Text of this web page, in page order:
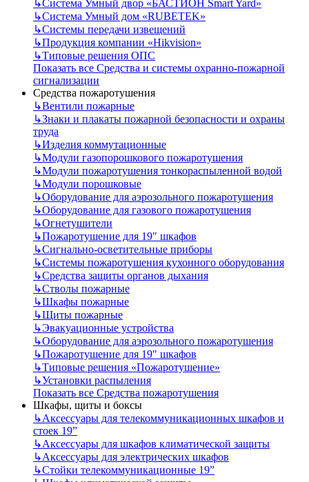
↳Система Умный двор «БАСТИОН Smart Yard»
↳Система Умный дом «RUBETEK»
↳Системы передачи извещений
↳Продукция компании «Hikvision»
↳Типовые решения ОПС
Показать все Средства и системы охранно-пожарной
сигнализации
Средства пожаротушения
↳Вентили пожарные
↳Знаки и плакаты пожарной безопасности и охраны
труда
↳Изделия коммутационные
↳Модули газопорошкового пожаротушения
↳Модули пожаротушения тонкораспыленной водой
↳Модули порошковые
↳Оборудование для аэрозольного пожаротушения
↳Оборудование для газового пожаротушения
↳Огнетушители
↳Пожаротушение для 19" шкафов
↳Сигнально-осветительные приборы
↳Системы пожаротушения кухонного оборудования
↳Средства защиты органов дыхания
↳Стволы пожарные
↳Шкафы пожарные
↳Щиты пожарные
↳Эвакуационные устройства
↳Оборудование для аэрозольного пожаротушения
↳Пожаротушение для 19" шкафов
↳Типовые решения «Пожаротушение»
↳Установки распыления
Показать все Средства пожаротушения
Шкафы, щиты и боксы
↳Аксессуары для телекоммуникационных шкафов и
стоек 19”
↳Аксессуары для шкафов климатической защиты
↳Аксессуары для электрических шкафов
↳Стойки телекоммуникационные 19”